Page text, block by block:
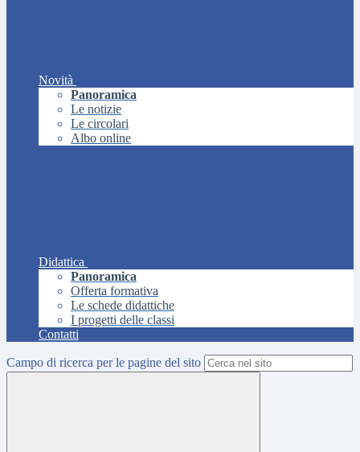
Novità
Panoramica
Le notizie
Le circolari
Albo online
Didattica
Panoramica
Offerta formativa
Le schede didattiche
I progetti delle classi
Contatti
Campo di ricerca per le pagine del sito